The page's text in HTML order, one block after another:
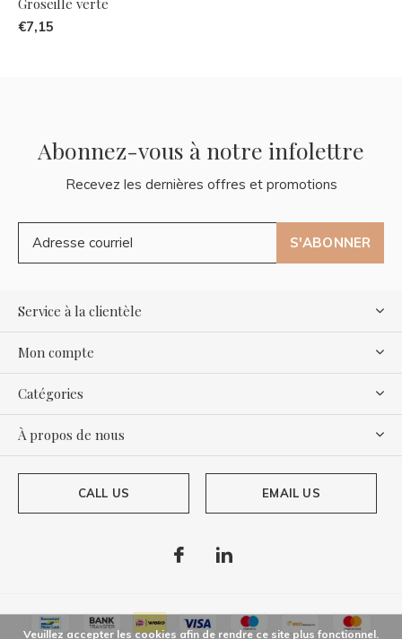
€7,15
Abonnez-vous à notre infolettre
Recevez les dernières offres et promotions
S'ABONNER
Service à la clientèle
Mon compte
Catégories
À propos de nous
CALL US EMAIL US
Veuillez accepter les cookies afin de rendre ce site plus fonctionnel.